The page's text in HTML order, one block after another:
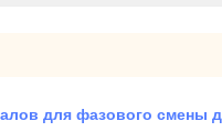
для фазового смены